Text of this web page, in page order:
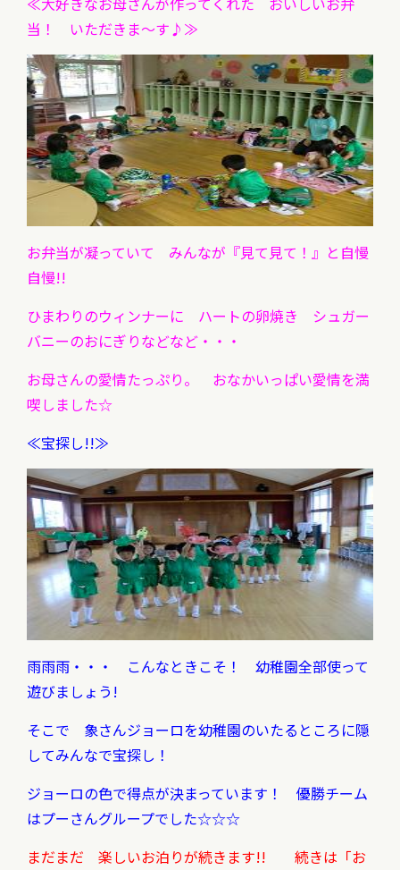
当！ いただきま～す♪≫
お弁当が凝っていて みんなが『見て見て！』と自慢
自慢!!
ひまわりのウィンナーに ハートの卵焼き シュガー
バニーのおにぎりなどなど・・・
お母さんの愛情たっぷり。 おなかいっぱい愛情を満
喫しました☆
≪宝探し!!≫
雨雨雨・・・ こんなときこそ！ 幼稚園全部使って
遊びましょう!
そこで 象さんジョーロを幼稚園のいたるところに隠
してみんなで宝探し！
ジョーロの色で得点が決まっています！ 優勝チーム
はプーさんグループでした☆☆☆
まだまだ 楽しいお泊りが続きます!! 続きは「お